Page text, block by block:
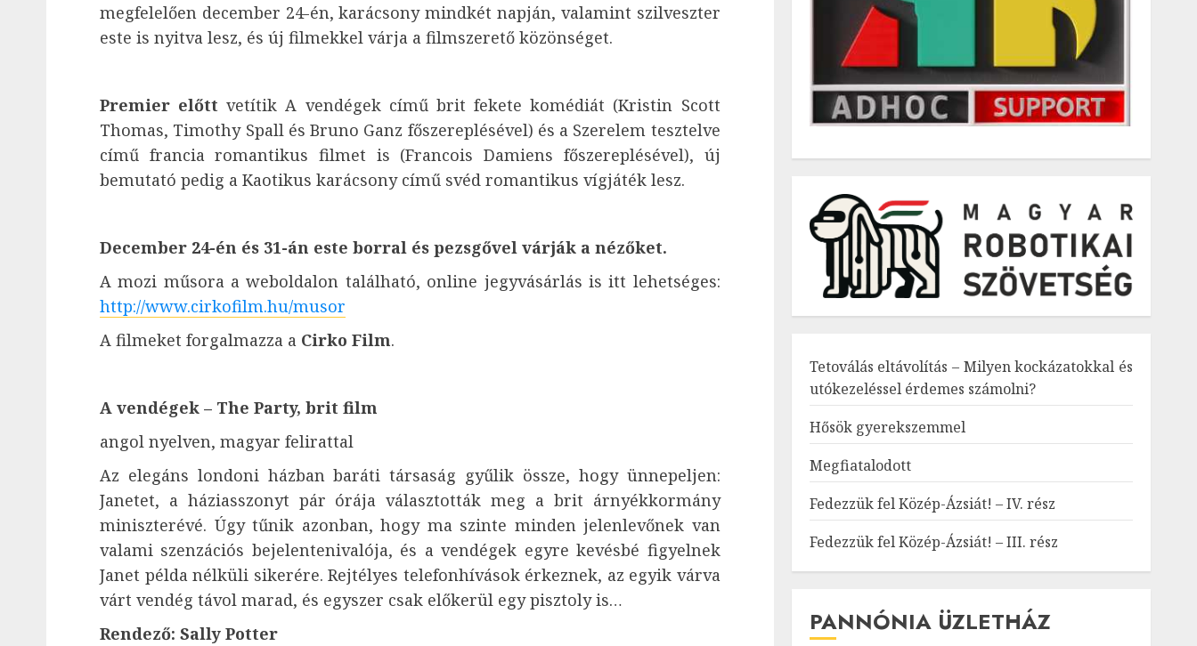
megfelelően december 24-én, karácsony mindkét napján, valamint szilveszter
este is nyitva lesz, és új filmekkel várja a filmszerető közönséget.
Premier előtt vetítik A vendégek című brit fekete komédiát (Kristin Scott
Thomas, Timothy Spall és Bruno Ganz főszereplésével) és a Szerelem tesztelve
című francia romantikus filmet is (Francois Damiens főszereplésével), új
bemutató pedig a Kaotikus karácsony című svéd romantikus vígjáték lesz.
December 24-én és 31-án este borral és pezsgővel várják a nézőket. ​
​A mozi műsora a weboldalon található, online jegyvásárlás is itt lehetséges:
http://www.cirkofilm.hu/musor
A filmeket forgalmazza a Cirko Film.
A vendégek – The Party, brit film
angol nyelven, magyar felirattal
Az elegáns londoni házban baráti társaság gyűlik össze, hogy ünnepeljen:
Janetet, a háziasszonyt pár órája választották meg a brit árnyékkormány
miniszterévé. Úgy tűnik azonban, hogy ma szinte minden jelenlevőnek van
valami szenzációs bejelentenivalója, és a vendégek egyre kevésbé figyelnek
Janet példa nélküli sikerére. Rejtélyes telefonhívások érkeznek, az egyik várva
várt vendég távol marad, és egyszer csak előkerül egy pisztoly is…
Rendező: Sally Potter
Tetoválás eltávolítás – Milyen kockázatokkal és
utókezeléssel érdemes számolni?
Hősök gyerekszemmel
Megfiatalodott
Fedezzük fel Közép-Ázsiát! – IV. rész
Fedezzük fel Közép-Ázsiát! – III. rész
PANNÓNIA ÜZLETHÁZ